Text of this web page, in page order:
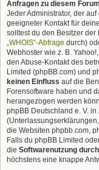
Anfragen zu diesem
Jeder Administrator, der auf
geeigneter Kontakt für
solltest du den Besitzer
„WHOIS“-Abfrage durch)
Webhoster wie z. B.
den Abuse-Kontakt des
Limited (phpBB.com) und
keinen Einfluss auf die
Forensoftware haben und
herangezogen werden
phpBB Deutschland e. V.
die Websiten phpbb.com,
Falls du phpBB Limited
die Softwarenutzung
höchstens eine knappe